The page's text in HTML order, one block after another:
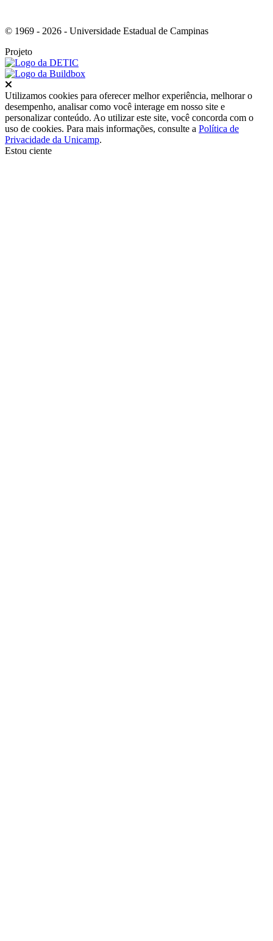
© 1969 - 2026 - Universidade Estadual de Campinas
Projeto
Utilizamos cookies para oferecer melhor experiência, melhorar o
desempenho, analisar como você interage em nosso site e
personalizar conteúdo. Ao utilizar este site, você concorda com o
uso de cookies. Para mais informações, consulte a Política de
Privacidade da Unicamp.
Estou ciente